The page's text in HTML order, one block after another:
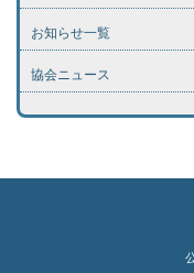
お知らせ一覧
協会ニュース